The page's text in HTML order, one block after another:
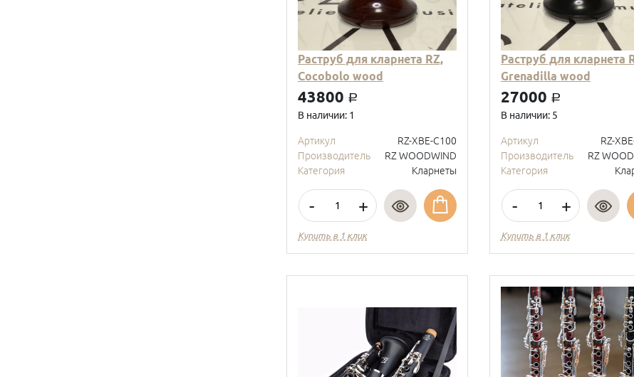
Раструб для кларнета RZ,
Cocobolo wood
43800 a
В наличии: 1
Артикул
RZ-XBE-C100
Производитель
RZ WOODWIND
Категория
Кларнеты
- +
Купить в 1 клик
Раструб для кларнета
Grenadilla wood
27000 a
В наличии: 5
Артикул
RZ-
Производитель
RZ
Категория
- +
Купить в 1 клик